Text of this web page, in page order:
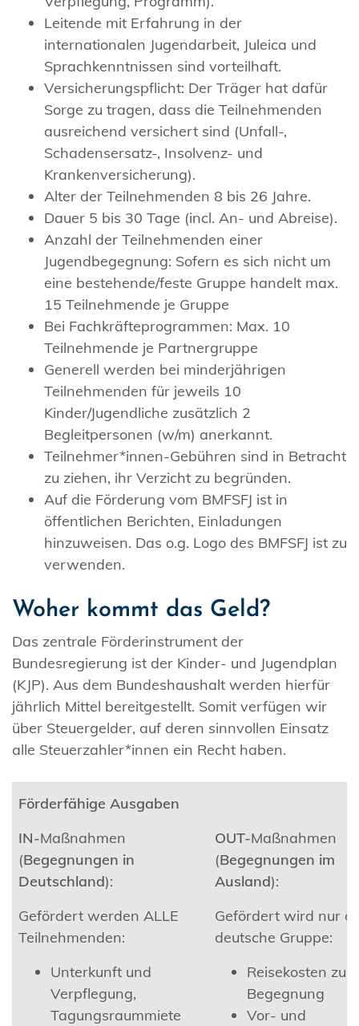
Leitende mit Erfahrung in der
internationalen Jugendarbeit, Juleica und
Sprachkenntnissen sind vorteilhaft.
Versicherungspflicht: Der Träger hat dafür
Sorge zu tragen, dass die Teilnehmenden
ausreichend versichert sind (Unfall-,
Schadensersatz-, Insolvenz- und
Krankenversicherung).
Alter der Teilnehmenden 8 bis 26 Jahre.
Dauer 5 bis 30 Tage (incl. An- und Abreise).
Anzahl der Teilnehmenden einer
Jugendbegegnung: Sofern es sich nicht um
eine bestehende/feste Gruppe handelt max.
15 Teilnehmende je Gruppe
Bei Fachkräfteprogrammen: Max. 10
Teilnehmende je Partnergruppe
Generell werden bei minderjährigen
Teilnehmenden für jeweils 10
Kinder/Jugendliche zusätzlich 2
Begleitpersonen (w/m) anerkannt.
Teilnehmer*innen-Gebühren sind in Betracht
zu ziehen, ihr Verzicht zu begründen.
Auf die Förderung vom BMFSFJ ist in
öffentlichen Berichten, Einladungen
hinzuweisen. Das o.g. Logo des BMFSFJ ist zu
verwenden.
Woher kommt das Geld?
Das zentrale Förderinstrument der
Bundesregierung ist der Kinder- und Jugendplan
(KJP). Aus dem Bundeshaushalt werden hierfür
jährlich Mittel bereitgestellt. Somit verfügen wir
über Steuergelder, auf deren sinnvollen Einsatz
alle Steuerzahler*innen ein Recht haben.
Förderfähige Ausgaben
IN-Maßnahmen
(Begegnungen in
Deutschland):
Gefördert werden ALLE
Teilnehmenden:
Unterkunft und
Verpflegung,
Tagungsraummiete
OUT-Maßnahmen
(Begegnungen im
Ausland):
Gefördert wird nur
deutsche Gruppe:
Reisekosten zur
Begegnung
Vor- und